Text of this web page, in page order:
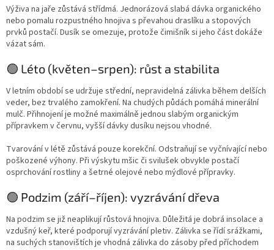
Výživa na jaře zůstává střídmá. Jednorázová slabá dávka organického
nebo pomalu rozpustného hnojiva s převahou draslíku a stopových
prvků postačí. Dusík se omezuje, protože čimišník si jeho část dokáže
vázat sám.
🟢 Léto (květen–srpen): růst a stabilita
V letním období se udržuje střední, nepravidelná zálivka během delších
veder, bez trvalého zamokření. Na chudých půdách pomáhá minerální
mulč. Přihnojení je možné maximálně jednou slabým organickým
přípravkem v červnu, vyšší dávky dusíku nejsou vhodné.
Tvarování v létě zůstává pouze korekční. Odstraňují se vyčnívající nebo
poškozené výhony. Při výskytu mšic či svilušek obvykle postačí
osprchování rostliny a šetrné olejové nebo mýdlové přípravky.
🟢 Podzim (září–říjen): vyzrávání dřeva
Na podzim se již neaplikují růstová hnojiva. Důležitá je dobrá insolace a
vzdušný keř, které podporují vyzrávání pletiv. Zálivka se řídí srážkami,
na suchých stanovištích je vhodná zálivka do zásoby před příchodem